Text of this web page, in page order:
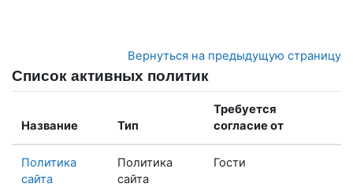
Вернуться на предыдущую страницу
Список активных политик
Название Тип
Требуется
согласие от
Политика
сайта
Политика
сайта
Гости